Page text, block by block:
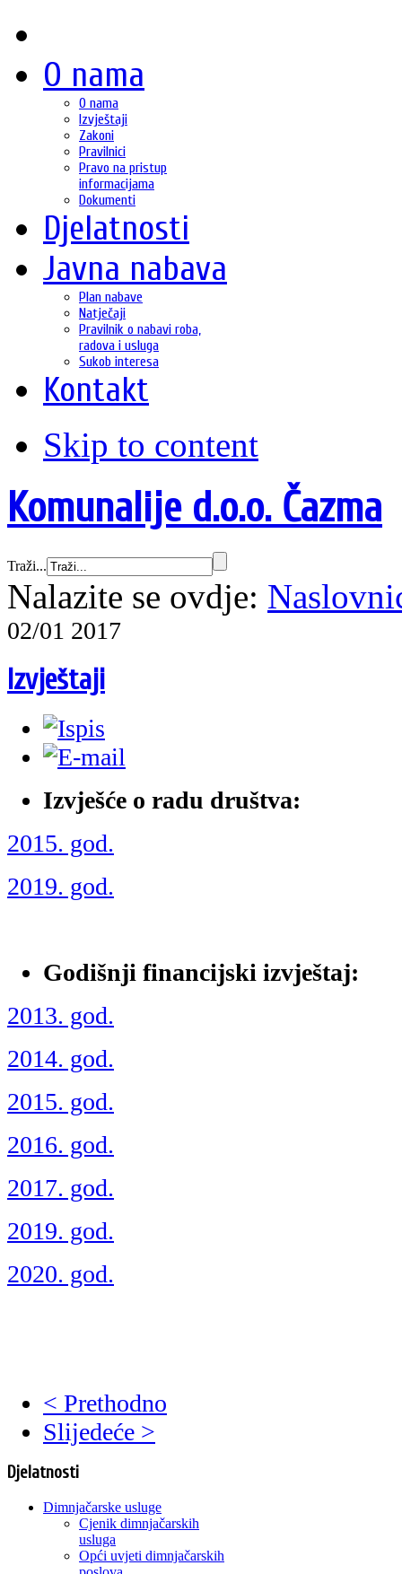
O nama
O nama
Izvještaji
Zakoni
Pravilnici
Pravo na pristup
informacijama
Dokumenti
Djelatnosti
Javna nabava
Plan nabave
Natječaji
Pravilnik o nabavi roba,
radova i usluga
Sukob interesa
Kontakt
Skip to content
Komunalije d.o.o. Čazma
Traži...
Nalazite se ovdje:
02/01 2017
Izvještaji
Izvješće o radu društva:
2015. god.
2019. god.
Godišnji financijski izvještaj:
2013. god.
2014. god.
2015. god.
2016. god.
2017. god.
2019. god.
2020. god.
< Prethodno
Slijedeće >
Djelatnosti
Dimnjačarske usluge
Cjenik dimnjačarskih
usluga
Opći uvjeti dimnjačarskih